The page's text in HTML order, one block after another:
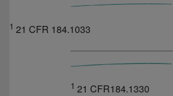
1 21 CFR 184.1033
1 21 CFR184.1330